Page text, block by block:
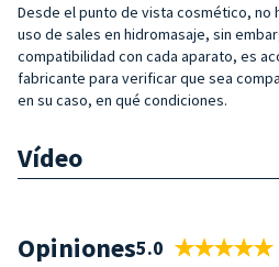
Desde el punto de vista cosmético, no
uso de sales en hidromasaje, sin
compatibilidad con cada aparato, es
fabricante para verificar que sea
en su caso, en qué condiciones.
Vídeo
Opiniones5.0